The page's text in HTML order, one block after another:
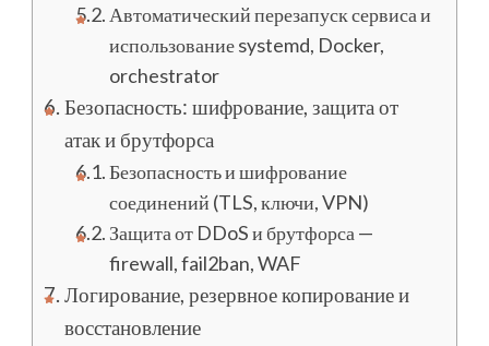
Автоматический перезапуск сервиса и
использование systemd, Docker,
orchestrator
Безопасность: шифрование, защита от
атак и брутфорса
Безопасность и шифрование
соединений (TLS, ключи, VPN)
Защита от DDoS и брутфорса —
firewall, fail2ban, WAF
Логирование, резервное копирование и
восстановление